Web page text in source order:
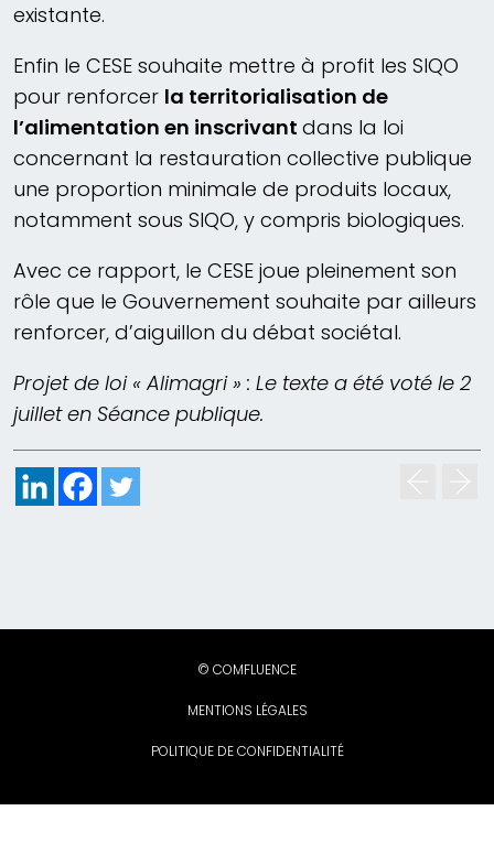
existante.
Enfin le CESE souhaite mettre à profit les SIQO
pour renforcer la territorialisation de
l’alimentation en inscrivant dans la loi
concernant la restauration collective publique
une proportion minimale de produits locaux,
notamment sous SIQO, y compris biologiques.
Avec ce rapport, le CESE joue pleinement son
rôle que le Gouvernement souhaite par ailleurs
renforcer, d’aiguillon du débat sociétal.
Projet de loi « Alimagri » : Le texte a été voté le 2
juillet en Séance publique.
© COMFLUENCE
MENTIONS LÉGALES
POLITIQUE DE CONFIDENTIALITÉ